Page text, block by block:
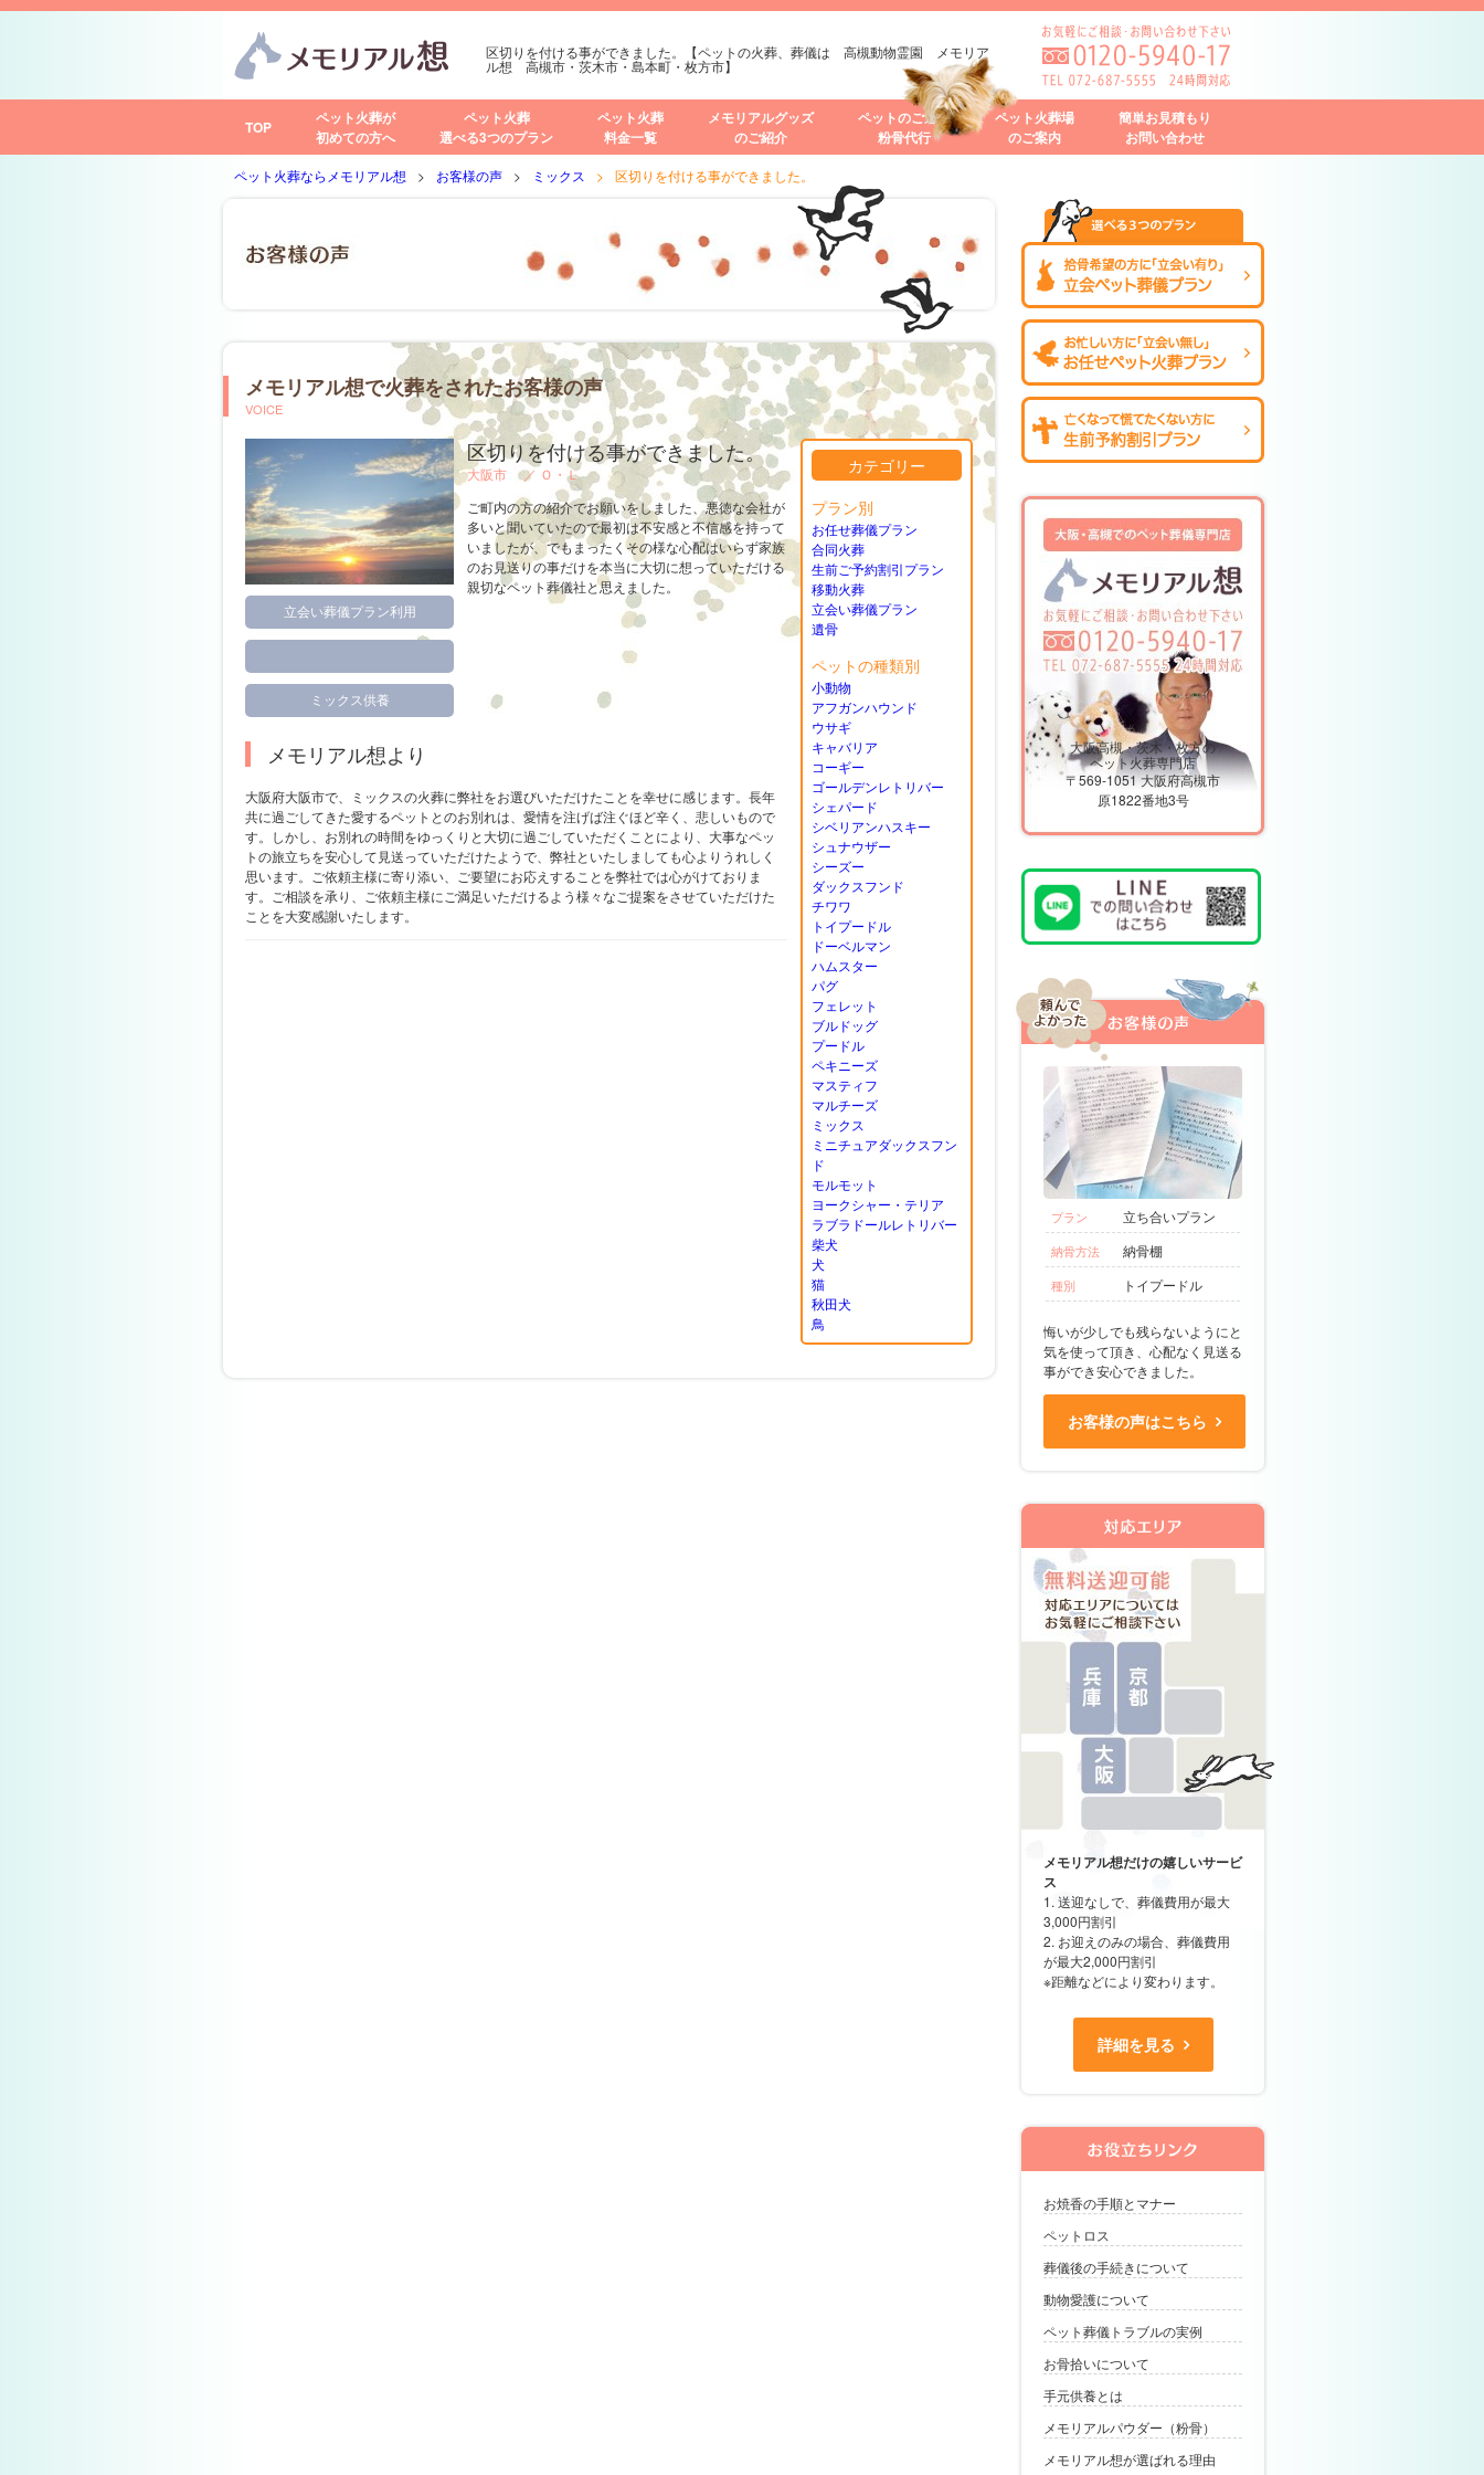
区切りを付ける事ができました。【ペットの火葬、葬儀は 高槻動物霊園 メモリア
ル想 高槻市・茨木市・島本町・枚方市】
TOP
ペット火葬が
初めての方へ
ペット火葬
選べる3つのプラン
ペット火葬
料金一覧
メモリアルグッズ
のご紹介
ペットのご遺骨
粉骨代行
ペット火葬場
のご案内
簡単お見積もり
お問い合わせ
ペット火葬ならメモリアル想 お客様の声 ミックス 区切りを付ける事ができました。
メモリアル想で火葬をされたお客様の声
VOICE
立会い葬儀プラン利用
ミックス供養
区切りを付ける事ができました。
大阪市 ／ Ｏ・Ｌ
ご町内の方の紹介でお願いをしました、悪徳な会社が
多いと聞いていたので最初は不安感と不信感を持って
いましたが、でもまったくその様な心配はいらず家族
のお見送りの事だけを本当に大切に想っていただける
親切なペット葬儀社と思えました。
メモリアル想より
大阪府大阪市で、ミックスの火葬に弊社をお選びいただけたことを幸せに感じます。長年
共に過ごしてきた愛するペットとのお別れは、愛情を注げば注ぐほど辛く、悲しいもので
す。しかし、お別れの時間をゆっくりと大切に過ごしていただくことにより、大事なペッ
トの旅立ちを安心して見送っていただけたようで、弊社といたしましても心よりうれしく
思います。ご依頼主様に寄り添い、ご要望にお応えすることを弊社では心がけておりま
す。ご相談を承り、ご依頼主様にご満足いただけるよう様々なご提案をさせていただけた
ことを大変感謝いたします。
カテゴリー
プラン別
お任せ葬儀プラン
合同火葬
生前ご予約割引プラン
移動火葬
立会い葬儀プラン
遺骨
ペットの種類別
小動物
アフガンハウンド
ウサギ
キャバリア
コーギー
ゴールデンレトリバー
シェパード
シベリアンハスキー
シュナウザー
シーズー
ダックスフンド
チワワ
トイプードル
ドーベルマン
ハムスター
パグ
フェレット
ブルドッグ
プードル
ペキニーズ
マスティフ
マルチーズ
ミックス
ミニチュアダックスフン
ド
モルモット
ヨークシャー・テリア
ラブラドールレトリバー
柴犬
犬
猫
秋田犬
鳥
大阪高槻・茨木・枚方の
ペット火葬専門店
〒569-1051 大阪府高槻市
原1822番地3号
プラン 立ち合いプラン
納骨方法 納骨棚
種別 トイプードル
悔いが少しでも残らないようにと
気を使って頂き、心配なく見送る
事ができ安心できました。
お客様の声はこちら
メモリアル想だけの嬉しいサービ
ス
1. 送迎なしで、葬儀費用が最大
3,000円割引
2. お迎えのみの場合、葬儀費用
が最大2,000円割引
※距離などにより変わります。
詳細を見る
お焼香の手順とマナー
ペットロス
葬儀後の手続きについて
動物愛護について
ペット葬儀トラブルの実例
お骨拾いについて
手元供養とは
メモリアルパウダー（粉骨）
メモリアル想が選ばれる理由